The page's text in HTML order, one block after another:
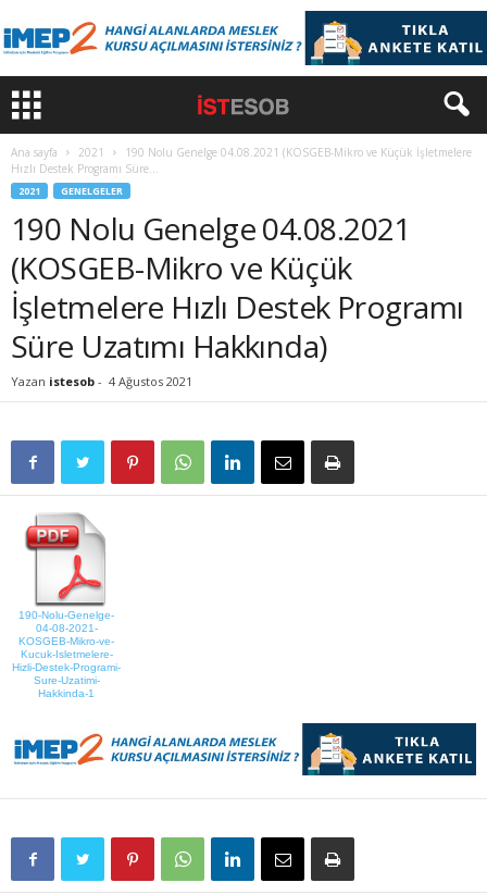
Ana sayfa 2021
190 Nolu Genelge 04.08.2021 (KOSGEB-Mikro ve Küçük İşletmelere
Hızlı Destek Programı Süre...
2021 GENELGELER
190 Nolu Genelge 04.08.2021
(KOSGEB-Mikro ve Küçük
İşletmelere Hızlı Destek Programı
Süre Uzatımı Hakkında)
Yazan istesob - 4 Ağustos 2021
190-Nolu-Genelge-
04-08-2021-
KOSGEB-Mikro-ve-
Kucuk-Isletmelere-
Hizli-Destek-Programi-
Sure-Uzatimi-
Hakkinda-1